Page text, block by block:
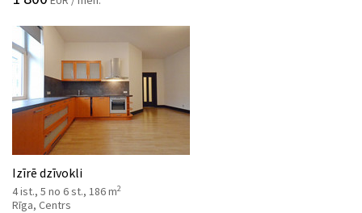
Izīrē dzīvokli
4 ist., 5 no 6 st., 186 m2
Rīga, Centrs